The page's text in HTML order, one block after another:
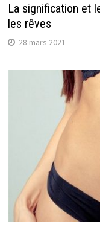
La signification et
les rêves
28 mars 2021